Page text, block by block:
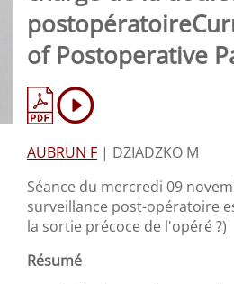
of Postoperative
AUBRUN F | DZIADZKO M
Séance du mercredi 09
surveillance post-opératoire
la sortie précoce de l'opéré ?)
Résumé